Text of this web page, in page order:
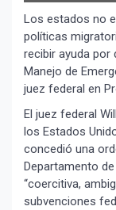
Los estados no
políticas
recibir ayuda por
Manejo de
juez federal en
El juez federal
los Estados
concedió una
Departamento
“coercitiva,
subvenciones